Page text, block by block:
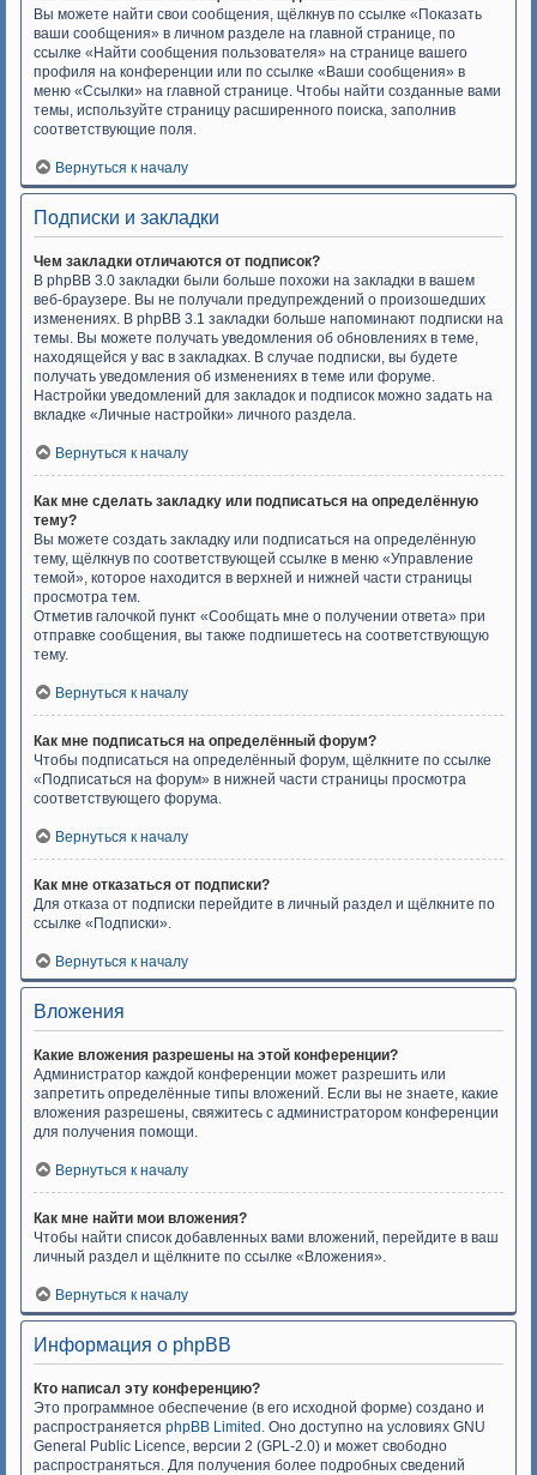
Вы можете найти свои сообщения, щёлкнув по ссылке «Показать
ваши сообщения» в личном разделе на главной странице, по
ссылке «Найти сообщения пользователя» на странице вашего
профиля на конференции или по ссылке «Ваши сообщения» в
меню «Ссылки» на главной странице. Чтобы найти созданные вами
темы, используйте страницу расширенного поиска, заполнив
соответствующие поля.
Вернуться к началу
Подписки и закладки
Чем закладки отличаются от подписок?
В phpBB 3.0 закладки были больше похожи на закладки в вашем
веб-браузере. Вы не получали предупреждений о произошедших
изменениях. В phpBB 3.1 закладки больше напоминают подписки на
темы. Вы можете получать уведомления об обновлениях в теме,
находящейся у вас в закладках. В случае подписки, вы будете
получать уведомления об изменениях в теме или форуме.
Настройки уведомлений для закладок и подписок можно задать на
вкладке «Личные настройки» личного раздела.
Вернуться к началу
Как мне сделать закладку или подписаться на определённую
тему?
Вы можете создать закладку или подписаться на определённую
тему, щёлкнув по соответствующей ссылке в меню «Управление
темой», которое находится в верхней и нижней части страницы
просмотра тем.
Отметив галочкой пункт «Сообщать мне о получении ответа» при
отправке сообщения, вы также подпишетесь на соответствующую
тему.
Вернуться к началу
Как мне подписаться на определённый форум?
Чтобы подписаться на определённый форум, щёлкните по ссылке
«Подписаться на форум» в нижней части страницы просмотра
соответствующего форума.
Вернуться к началу
Как мне отказаться от подписки?
Для отказа от подписки перейдите в личный раздел и щёлкните по
ссылке «Подписки».
Вернуться к началу
Вложения
Какие вложения разрешены на этой конференции?
Администратор каждой конференции может разрешить или
запретить определённые типы вложений. Если вы не знаете, какие
вложения разрешены, свяжитесь с администратором конференции
для получения помощи.
Вернуться к началу
Как мне найти мои вложения?
Чтобы найти список добавленных вами вложений, перейдите в ваш
личный раздел и щёлкните по ссылке «Вложения».
Вернуться к началу
Информация о phpBB
Кто написал эту конференцию?
Это программное обеспечение (в его исходной форме) создано и
распространяется phpBB Limited . Оно доступно на условиях GNU
General Public Licence, версии 2 (GPL-2.0) и может свободно
распространяться. Для получения более подробных сведений